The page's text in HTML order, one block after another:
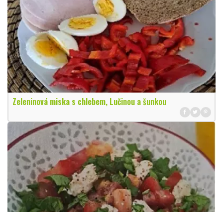
Zeleninová miska s chlebem, Lučinou a šunkou